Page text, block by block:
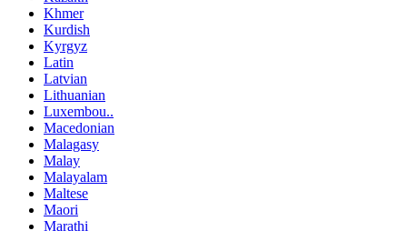
Khmer
Kurdish
Kyrgyz
Latin
Latvian
Lithuanian
Luxembou..
Macedonian
Malagasy
Malay
Malayalam
Maltese
Maori
Marathi